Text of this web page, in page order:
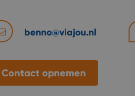
benno@viajou.nl
Contact opnemen